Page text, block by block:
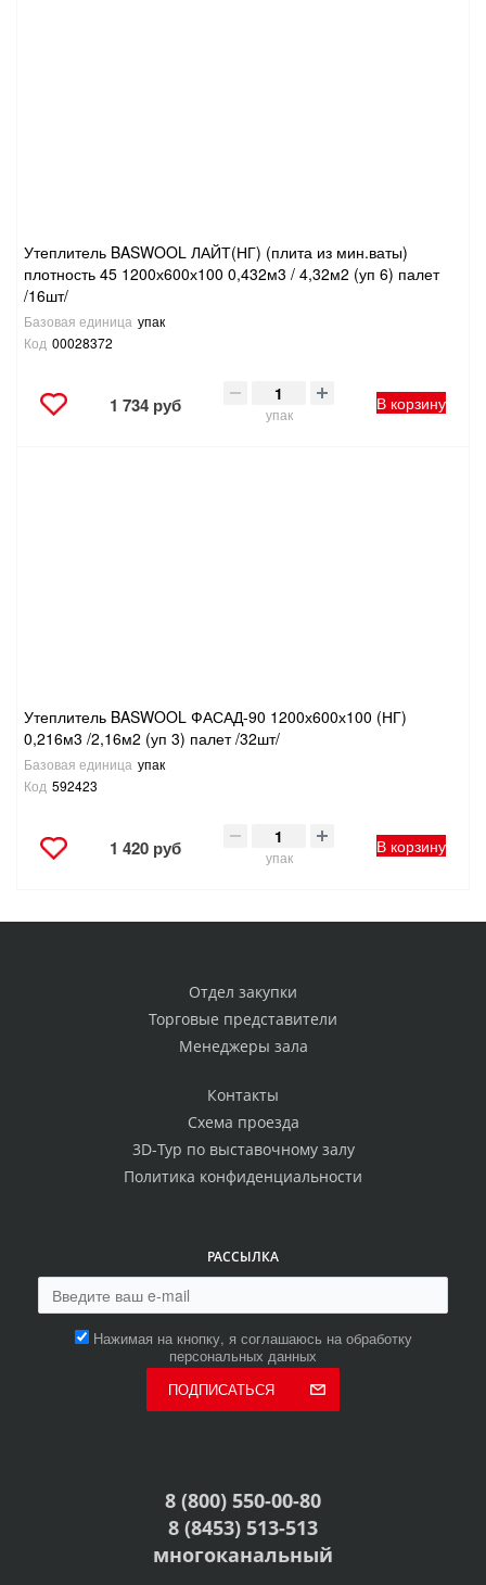
Утеплитель BASWOOL ЛАЙТ(НГ) (плита из мин.ваты)
плотность 45 1200х600х100 0,432м3 / 4,32м2 (уп 6) палет
/16шт/
Базовая единица упак
Код 00028372
1 734 руб упак
В корзину
Утеплитель BASWOOL ФАСАД-90 1200х600х100 (НГ)
0,216м3 /2,16м2 (уп 3) палет /32шт/
Базовая единица упак
Код 592423
1 420 руб упак
В корзину
Отдел закупки
Торговые представители
Менеджеры зала
Контакты
Схема проезда
3D-Тур по выставочному залу
Политика конфиденциальности
РАССЫЛКА
Нажимая на кнопку, я соглашаюсь на обработку
персональных данных
ПОДПИСАТЬСЯ
8 (800) 550-00-80
8 (8453) 513-513
многоканальный